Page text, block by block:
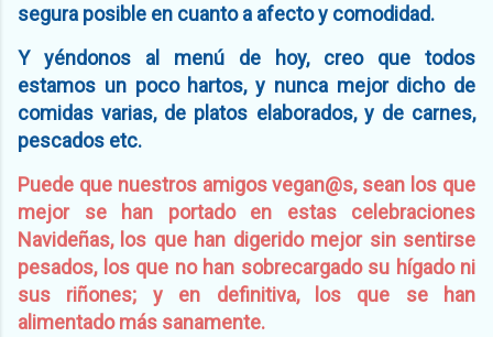
segura posible en cuanto a afecto y comodidad.
Y yéndonos al menú de hoy, creo que todos
estamos un poco hartos, y nunca mejor dicho de
comidas varias, de platos elaborados, y de carnes,
pescados etc.
Puede que nuestros amigos vegan@s, sean los que
mejor se han portado en estas celebraciones
Navideñas, los que han digerido mejor sin sentirse
pesados, los que no han sobrecargado su hígado ni
sus riñones; y en definitiva, los que se han
alimentado más sanamente.